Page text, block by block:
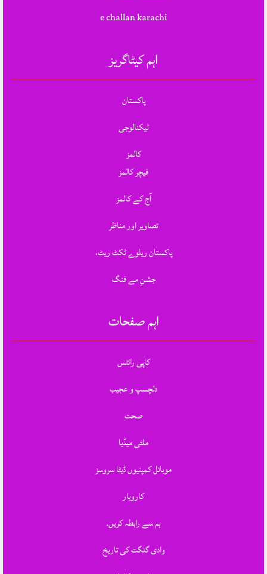
e challan karachi
اہم کیٹاگریز
پاکستان
ٹیکنالوجی
کالمز
فیچر کالمز
آج کے کالمز
تصاویر اور مناظر
پاکستان ریلوے ٹکٹ ریٹ،
جشنِ مے فنگ
اہم صفحات
کاپی رائٹس
دلچسپ و عجیب
صحت
ملٹی میڈیا
موبائل کمپنیوں ڈیٹا سروسز
کاروبار
ہم سے رابطہ کریں.
وادی گلگت کی تاریخ